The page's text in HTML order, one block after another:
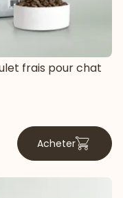
frais pour chat
Acheter